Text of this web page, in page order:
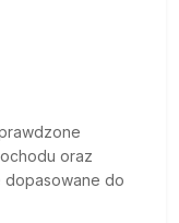
oraz
dopasowane do